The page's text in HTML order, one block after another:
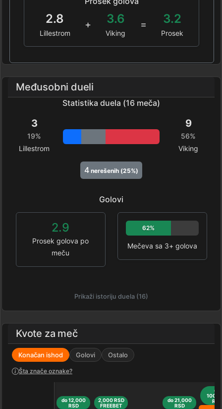
2.8
Lillestrom
+ 3.6
Viking
= 3.2
Prosek
Međusobni dueli
Statistika duela (16 meča)
3
19%
Lillestrom
9
56%
Viking
4 nerešenih (25%)
Golovi
2.9
Prosek golova po
meču
62%
Mečeva sa 3+ golova
Prikaži istoriju duela (16)
Kvote za meč
Konačan ishod Golovi Ostalo
Šta znače oznake?
do 12,000
RSD
2,000 RSD
FREEBET
do 21,000
RSD
do
RSD